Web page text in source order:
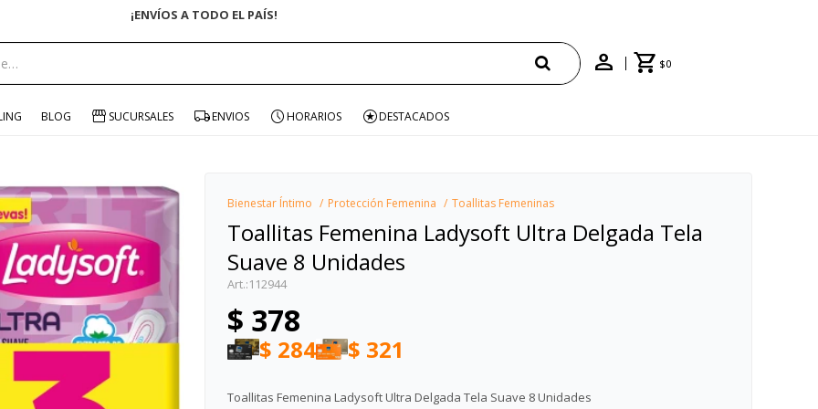
ENVÍO GRATIS EN COMPRAS +$1500 CON CUPÓN "ENVÍO"
$0
BLOG SUCURSALES ENVIOS HORARIOS DESTACADOS
Bienestar Íntimo Protección Femenina Toallitas Femeninas
Toallitas Femenina Ladysoft Ultra Delgada Tela
Suave 8 Unidades
112944
$ 378
$ 284 $ 321
Toallitas Femenina Ladysoft Ultra Delgada Tela Suave 8 Unidades